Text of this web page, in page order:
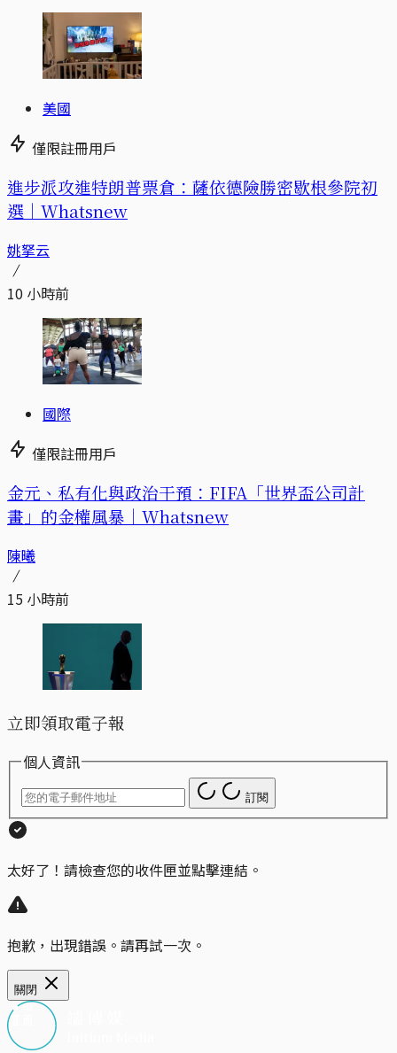
美國
僅限註冊用戶
進步派攻進特朗普票倉：薩依德險勝密歇根參院初
選｜Whatsnew
姚拏云
10 小時前
國際
僅限註冊用戶
金元、私有化與政治干預：FIFA「世界盃公司計
畫」的金權風暴｜Whatsnew
陳曦
15 小時前
立即領取電子報
個人資訊
訂閱
太好了！請檢查您的收件匣並點擊連結。
抱歉，出現錯誤。請再試一次。
關閉